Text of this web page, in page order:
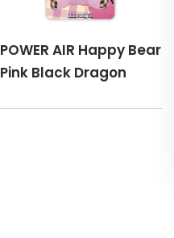
POWER AIR Happy Bear
Pink Black Dragon